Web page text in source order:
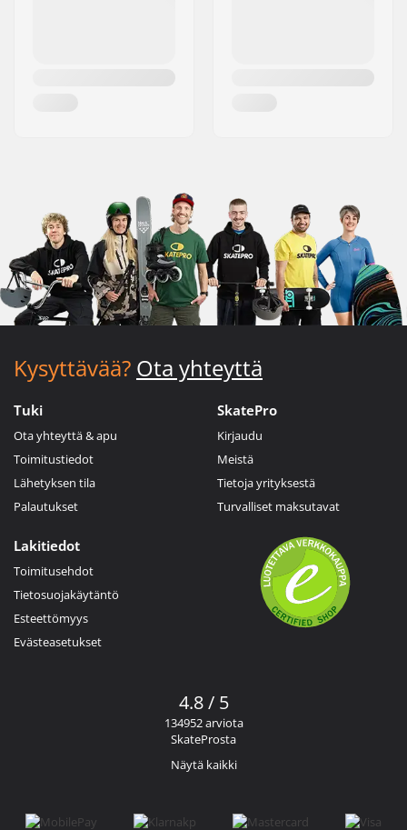
Kysyttävää? Ota yhteyttä
Tuki
Ota yhteyttä & apu
Toimitustiedot
Lähetyksen tila
Palautukset
SkatePro
Kirjaudu
Meistä
Tietoja yrityksestä
Turvalliset maksutavat
Lakitiedot
Toimitusehdot
Tietosuojakäytäntö
Esteettömyys
Evästeasetukset
4.8 / 5
134952 arviota
SkateProsta
Näytä kaikki